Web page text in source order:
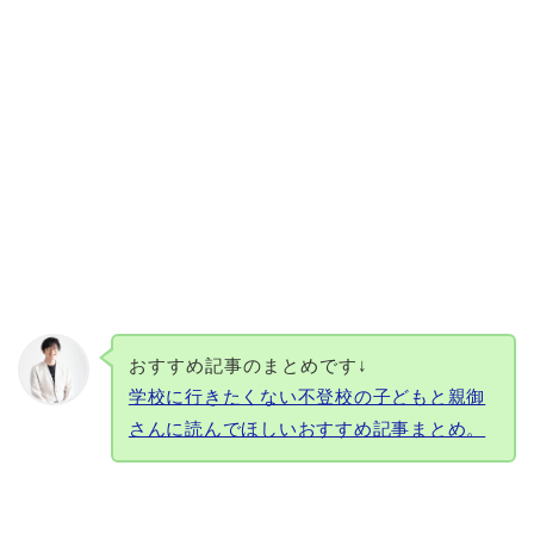
おすすめ記事のまとめです↓
学校に行きたくない不登校の子どもと親御
さんに読んでほしいおすすめ記事まとめ。